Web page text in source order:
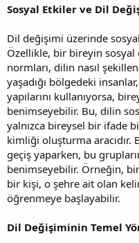
Sosyal Etkiler ve Dil
Dil değişimi üzerinde
Özellikle, bir bireyin sosyal
normları, dilin nasıl
yaşadığı bölgedeki
yapılarını kullanıyorsa,
benimseyebilir. Bu, dilin
yalnızca bireysel bir ifade
kimliği oluşturma aracıdır.
geçiş yaparken, bu
benimseyebilir. Örneğin,
bir kişi, o şehre ait olan
öğrenmeye başlayabilir.
Dil Değişiminin Temel